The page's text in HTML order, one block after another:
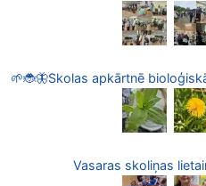
🌱🐞🦋Skolas apkārtnē
Vasaras skoliņas